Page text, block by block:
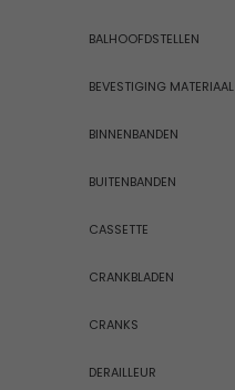
BALHOOFDSTELLEN
BEVESTIGING MATERIAAL
BINNENBANDEN
BUITENBANDEN
CASSETTE
CRANKBLADEN
CRANKS
DERAILLEUR